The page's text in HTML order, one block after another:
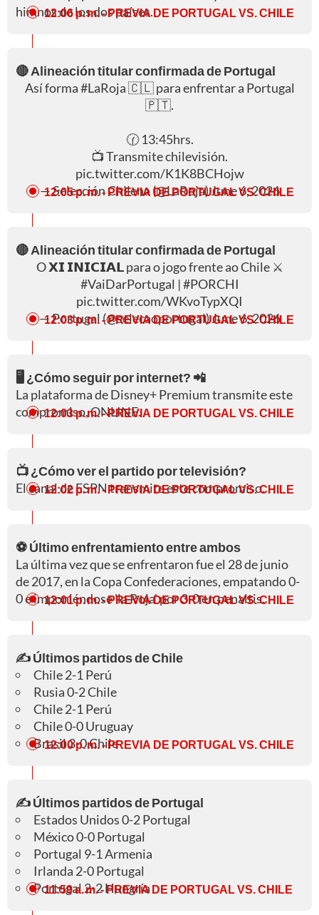
himnos de los dos países.
12:06 p. m.- PREVIA DE PORTUGAL VS. CHILE
🔴 Alineación titular confirmada de Portugal
Así forma#LaRoja🇨🇱 para enfrentar a Portugal
🇵🇹.
🕜 13:45hrs.
📺 Transmite chilevisión.
pic.twitter.com/K1K8BCHojw
— Selección Chilena (@LaRoja)June 6, 2026
12:05 p. m.- PREVIA DE PORTUGAL VS. CHILE
🔴 Alineación titular confirmada de Portugal
O 𝗫𝗜 𝗜𝗡𝗜𝗖𝗜𝗔𝗟 para o jogo frente ao Chile ⚔️
#VaiDarPortugal |#PORCHI
pic.twitter.com/WKvoTypXQI
— Portugal (@selecaoportugal)June 6, 2026
12:03 p. m. - PREVIA DE PORTUGAL VS. CHILE
🖥️ ¿Cómo seguir por internet? 📲
La plataforma de Disney+ Premium transmite este
compromiso, ONLINE.
12:03 p. m.- PREVIA DE PORTUGAL VS. CHILE
📺 ¿Cómo ver el partido por televisión?
El canal de ESPN transmite este compromiso.
12:02 p. m.- PREVIA DE PORTUGAL VS. CHILE
⚽ Último enfrentamiento entre ambos
La última vez que se enfrentaron fue el 28 de junio
de 2017, en la Copa Confederaciones, empatando 0-
0 e imponiéndose 'la Roja' por 3-0 en penaltis.
12:01 p. m.- PREVIA DE PORTUGAL VS. CHILE
✍️ Últimos partidos de Chile
Chile 2-1 Perú
Rusia 0-2 Chile
Chile 2-1 Perú
Chile 0-0 Uruguay
Brasil 3-0 Chile
12:00 p. m.- PREVIA DE PORTUGAL VS. CHILE
✍️ Últimos partidos de Portugal
Estados Unidos 0-2 Portugal
México 0-0 Portugal
Portugal 9-1 Armenia
Irlanda 2-0 Portugal
Portugal 2-2 Hungría
11:59 a. m.- PREVIA DE PORTUGAL VS. CHILE